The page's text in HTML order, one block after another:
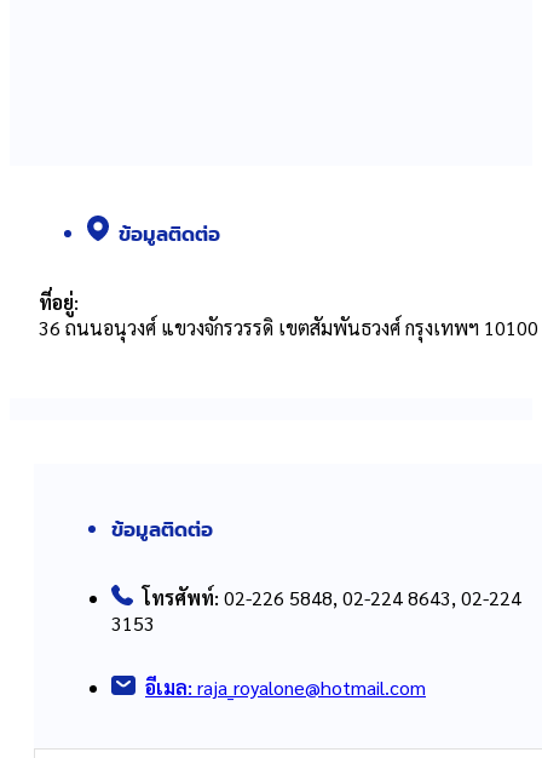
ข้อมูลติดต่อ
ที่อยู่:
36 ถนนอนุวงศ์ แขวงจักรวรรดิ เขตสัมพันธวงศ์ กรุงเทพฯ 10100
ข้อมูลติดต่อ
โทรศัพท์: 02-226 5848, 02-224 8643, 02-224
3153
อีเมล: raja_royalone@hotmail.com